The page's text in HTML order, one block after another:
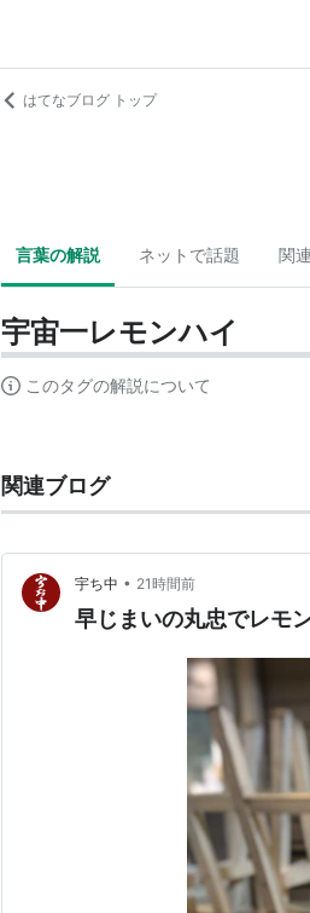
はてなブログ トップ
言葉の解説 ネットで話題 関
宇宙一レモンハイ
このタグの解説について
関連ブログ
宇ち中 • 21時間前
早じまいの丸忠でレモ